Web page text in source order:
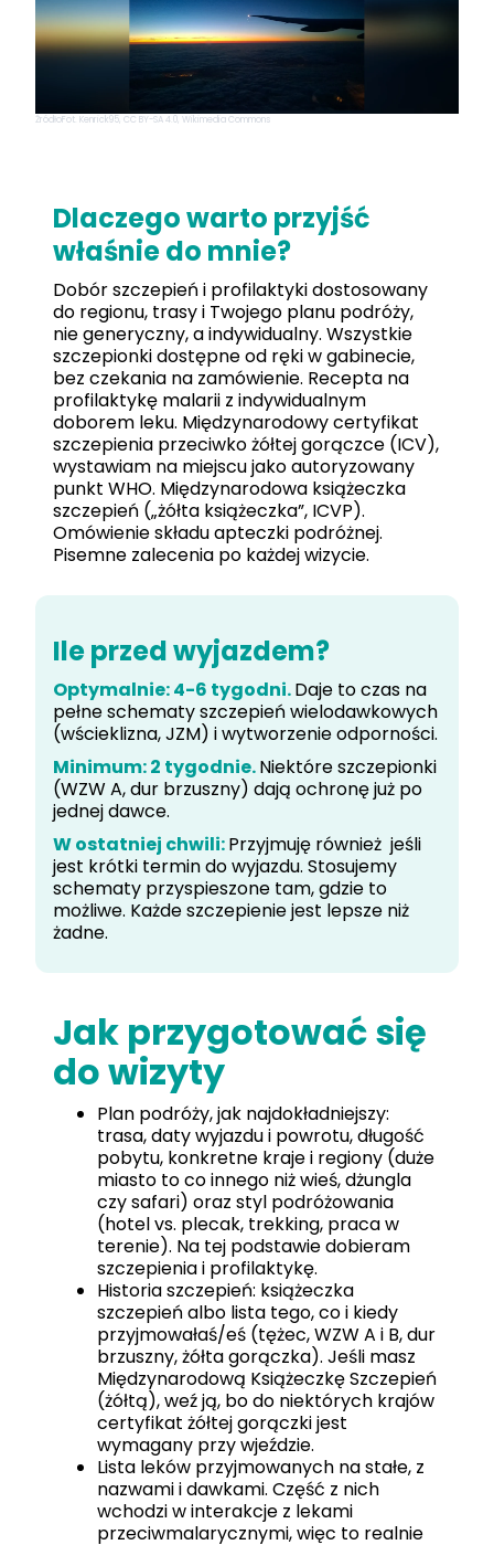
ŹródłoFot. Kenrick95, CC BY-SA 4.0, Wikimedia Commons
Dlaczego warto przyjść
właśnie do mnie?
Dobór szczepień i profilaktyki dostosowany
do regionu, trasy i Twojego planu podróży,
nie generyczny, a indywidualny. Wszystkie
szczepionki dostępne od ręki w gabinecie,
bez czekania na zamówienie. Recepta na
profilaktykę malarii z indywidualnym
doborem leku. Międzynarodowy certyfikat
szczepienia przeciwko żółtej gorączce (ICV),
wystawiam na miejscu jako autoryzowany
punkt WHO. Międzynarodowa książeczka
szczepień („żółta książeczka”, ICVP).
Omówienie składu apteczki podróżnej.
Pisemne zalecenia po każdej wizycie.
Ile przed wyjazdem?
Optymalnie: 4-6 tygodni.Daje to czas na
pełne schematy szczepień wielodawkowych
(wścieklizna, JZM) i wytworzenie odporności.
Minimum: 2 tygodnie.Niektóre szczepionki
(WZW A, dur brzuszny) dają ochronę już po
jednej dawce.
W ostatniej chwili:Przyjmuję również jeśli
jest krótki termin do wyjazdu. Stosujemy
schematy przyspieszone tam, gdzie to
możliwe. Każde szczepienie jest lepsze niż
żadne.
Jak przygotować się
do wizyty
Plan podróży, jak najdokładniejszy:
trasa, daty wyjazdu i powrotu, długość
pobytu, konkretne kraje i regiony (duże
miasto to co innego niż wieś, dżungla
czy safari) oraz styl podróżowania
(hotel vs. plecak, trekking, praca w
terenie). Na tej podstawie dobieram
szczepienia i profilaktykę.
Historia szczepień: książeczka
szczepień albo lista tego, co i kiedy
przyjmowałaś/eś (tężec, WZW A i B, dur
brzuszny, żółta gorączka). Jeśli masz
Międzynarodową Książeczkę Szczepień
(żółtą), weź ją, bo do niektórych krajów
certyfikat żółtej gorączki jest
wymagany przy wjeździe.
Lista leków przyjmowanych na stałe, z
nazwami i dawkami. Część z nich
wchodzi w interakcje z lekami
przeciwmalarycznymi, więc to realnie